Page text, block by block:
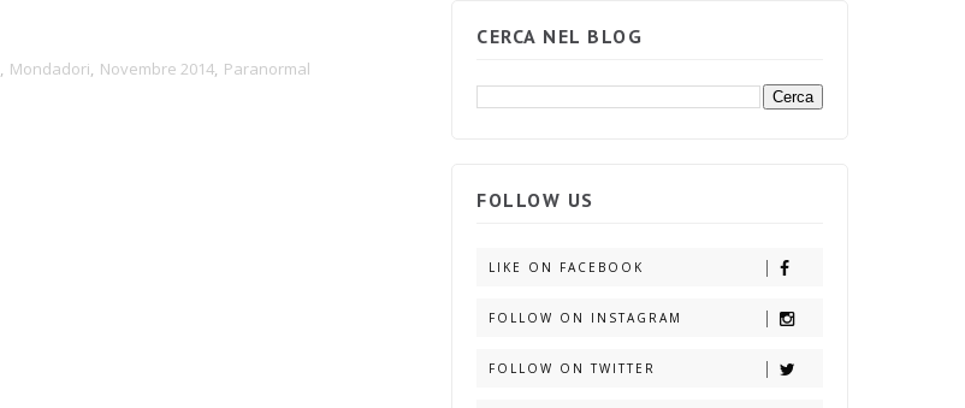
, Mondadori, Novembre 2014, Paranormal
CERCA NEL BLOG
FOLLOW US
LIKE ON FACEBOOK
FOLLOW ON INSTAGRAM
FOLLOW ON TWITTER